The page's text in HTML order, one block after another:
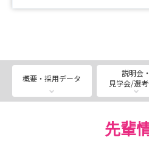
参加ご希望の方は各予約フォ
たします★
◆==◆◆==◆◆==◆==2027卒
==◆==◆◆==◆◆==◆
概要・採用データ
説明会・
見学会/選
先輩